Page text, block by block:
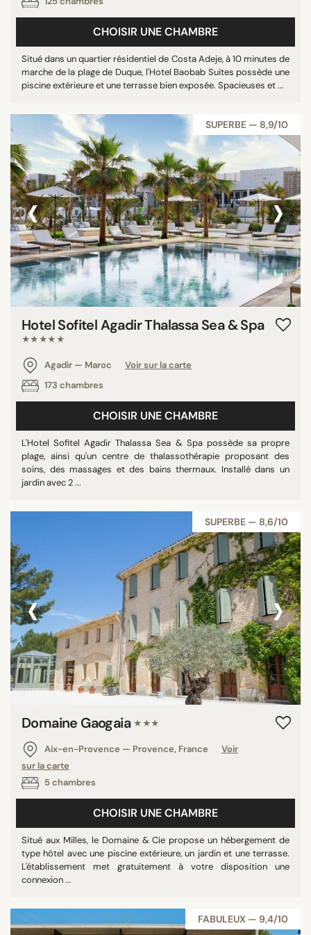
Australie
République tchèque
Chili
RECHERCHER
CHOISIR UNE CHAMBRE
Situé dans un quartier résidentiel de Costa Adeje, à 10 minutes de
marche de la plage de Duque, l'Hotel Baobab Suites possède une
piscine extérieure et une terrasse bien exposée. Spacieuses et ...
SUPERBE — 8,9/10
‹ ›
Hotel Sofitel Agadir Thalassa Sea & Spa
★★★★★
Agadir — Maroc
Voir sur la carte
173 chambres
CHOISIR UNE CHAMBRE
L'Hotel Sofitel Agadir Thalassa Sea & Spa possède sa propre
plage, ainsi qu'un centre de thalassothérapie proposant des
soins, des massages et des bains thermaux. Installé dans un
jardin avec 2 ...
SUPERBE — 8,6/10
‹ ›
Domaine Gaogaia ★★★
Aix-en-Provence — Provence, France
Voir
sur la carte
5 chambres
CHOISIR UNE CHAMBRE
Situé aux Milles, le Domaine & Cie propose un hébergement de
type hôtel avec une piscine extérieure, un jardin et une terrasse.
L'établissement met gratuitement à votre disposition une
connexion ...
FABULEUX — 9,4/10